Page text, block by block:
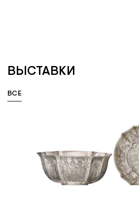
ВЫСТАВКИ
ВСЕВЫСТАВКИ